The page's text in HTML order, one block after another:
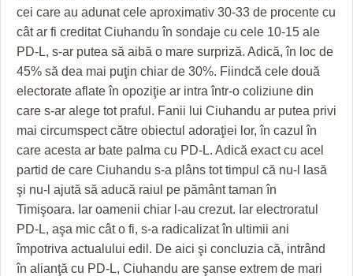
PRIMĂRIILE DIN TIMIŞ
SFATUL MEDICULUI
SFATURI JURIDICE
cei care au adunat cele aproximativ 30-33 de procente cu
cât ar fi creditat Ciuhandu în sondaje cu cele 10-15 ale
PD-L, s-ar putea să aibă o mare surpriză. Adică, în loc de
45% să dea mai puţin chiar de 30%. Fiindcă cele două
electorate aflate în opoziţie ar intra într-o coliziune din
care s-ar alege tot praful. Fanii lui Ciuhandu ar putea privi
mai circumspect către obiectul adoraţiei lor, în cazul în
care acesta ar bate palma cu PD-L. Adică exact cu acel
partid de care Ciuhandu s-a plâns tot timpul că nu-l lasă
şi nu-l ajută să aducă raiul pe pământ taman în
Timişoara. Iar oamenii chiar l-au crezut. Iar electroratul
PD-L, aşa mic cât o fi, s-a radicalizat în ultimii ani
împotriva actualului edil. De aici şi concluzia că, intrând
în alianţă cu PD-L, Ciuhandu are şanse extrem de mari